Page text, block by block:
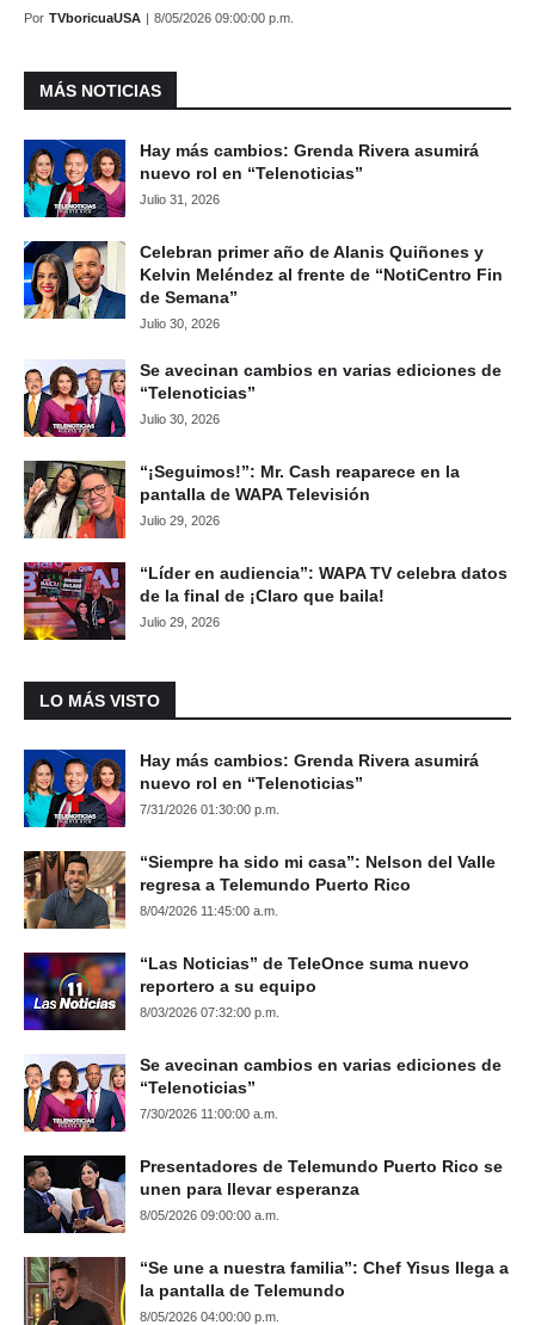
Por TVboricuaUSA | 8/05/2026 09:00:00 p.m.
MÁS NOTICIAS
Hay más cambios: Grenda Rivera asumirá
nuevo rol en “Telenoticias”
Julio 31, 2026
Celebran primer año de Alanis Quiñones y
Kelvin Meléndez al frente de “NotiCentro Fin
de Semana”
Julio 30, 2026
Se avecinan cambios en varias ediciones de
“Telenoticias”
Julio 30, 2026
“¡Seguimos!”: Mr. Cash reaparece en la
pantalla de WAPA Televisión
Julio 29, 2026
“Líder en audiencia”: WAPA TV celebra datos
de la final de ¡Claro que baila!
Julio 29, 2026
LO MÁS VISTO
Hay más cambios: Grenda Rivera asumirá
nuevo rol en “Telenoticias”
7/31/2026 01:30:00 p.m.
“Siempre ha sido mi casa”: Nelson del Valle
regresa a Telemundo Puerto Rico
8/04/2026 11:45:00 a.m.
“Las Noticias” de TeleOnce suma nuevo
reportero a su equipo
8/03/2026 07:32:00 p.m.
Se avecinan cambios en varias ediciones de
“Telenoticias”
7/30/2026 11:00:00 a.m.
Presentadores de Telemundo Puerto Rico se
unen para llevar esperanza
8/05/2026 09:00:00 a.m.
“Se une a nuestra familia”: Chef Yisus llega a
la pantalla de Telemundo
8/05/2026 04:00:00 p.m.